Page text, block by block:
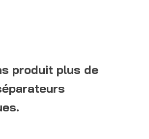
produit plus de